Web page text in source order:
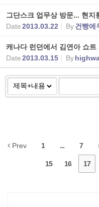
그단스크 업무상 방문... 현지
Date2013.03.22 By건빵에
캐나다 런던에서 김연아 쇼
Date2013.03.15 By
Prev 1 ... 7
15 16 17